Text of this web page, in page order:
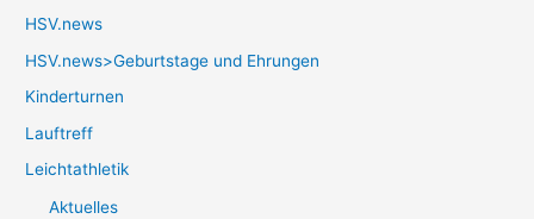
HSV.news
HSV.news>Geburtstage und Ehrungen
Kinderturnen
Lauftreff
Leichtathletik
Aktuelles